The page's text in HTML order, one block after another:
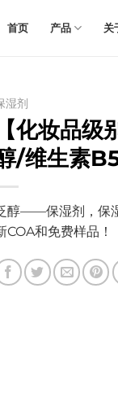
首页 产品 关
湿剂
【化妆品
/维生素
醇——保湿剂，保
COA和免费样品！